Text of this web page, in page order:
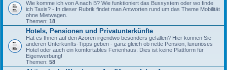
Wie komme ich von A nach B? Wie funktioniert das Bussystem oder wo finde
ich Taxis? - In dieser Rubrik findet man Antworten rund um das Theme Mobilität
ohne Mietwagen.
Themen: 18
Hotels, Pensionen und Privatunterkünfte
Hat es Ihnen auf den Azoren irgendwo besonders gefallen? Hier können Sie
anderen Unterkunfts-Tipps geben - ganz gleich ob nette Pension, luxuriöses
Hotel oder auch ein komfortables Ferienhaus. Dies ist keine Plattform für
Eigenwerbung!
Themen: 58